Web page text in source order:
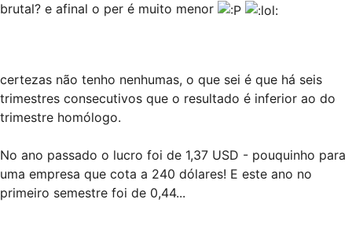
brutal? e afinal o per é muito menor
certezas não tenho nenhumas, o que sei é que há seis
trimestres consecutivos que o resultado é inferior ao do
trimestre homólogo.
No ano passado o lucro foi de 1,37 USD - pouquinho para
uma empresa que cota a 240 dólares! E este ano no
primeiro semestre foi de 0,44...